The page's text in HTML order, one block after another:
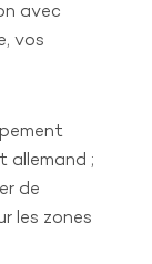
avec
vos
allemand ;
de
les zones